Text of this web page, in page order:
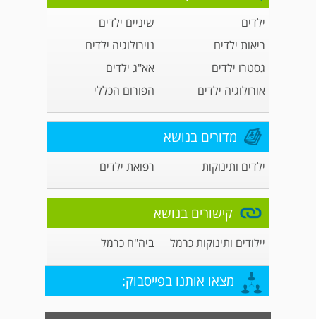
ילדים
שיניים ילדים
ריאות ילדים
נוירולוגיה ילדים
גסטרו ילדים
אא"ג ילדים
אורולוגיה ילדים
הפורום הכללי
מדורים בנושא
ילדים ותינוקות רפואת ילדים
קישורים בנושא
יילודים ותינוקות כרמל ביה"ח כרמל
מצאו אותנו בפייסבוק: